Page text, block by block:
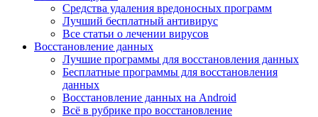
Средства удаления вредоносных программ
Лучший бесплатный антивирус
Все статьи о лечении вирусов
Восстановление данных
Лучшие программы для восстановления данных
Бесплатные программы для восстановления
данных
Восстановление данных на Android
Всё в рубрике про восстановление